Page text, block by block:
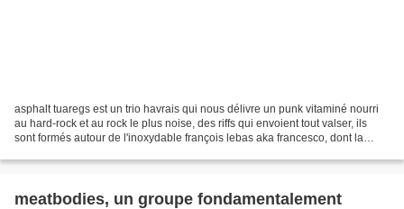
asphalt tuaregs est un trio havrais qui nous délivre un punk vitaminé nourri
au hard-rock et au rock le plus noise, des riffs qui envoient tout valser, ils
sont formés autour de l'inoxydable françois lebas aka francesco, dont la
meatbodies, un groupe fondamentalement